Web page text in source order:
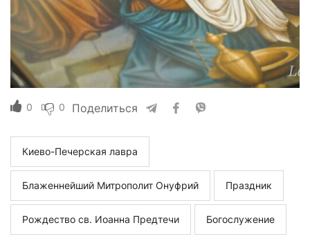
0 0 Поделиться
Киево-Печерская лавра
Блаженнейший Митрополит Онуфрий Праздник
Рождество св. Иоанна Предтечи Богослужение